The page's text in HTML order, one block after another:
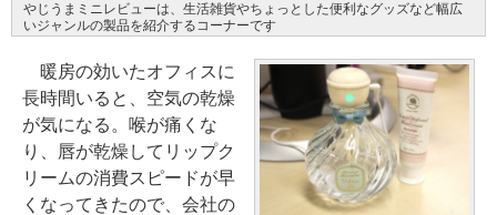
やじうまミニレビューは、生活雑貨やちょっとした便利なグッズなど幅広
いジャンルの製品を紹介するコーナーです
暖房の効いたオフィスに
長時間いると、空気の乾燥
が気になる。喉が痛くな
り、唇が乾燥してリップク
リームの消費スピードが早
くなってきたので、会社の